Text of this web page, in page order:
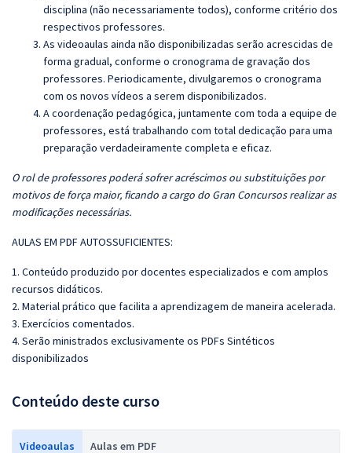
disciplina (não necessariamente todos), conforme critério dos
respectivos professores.
As videoaulas ainda não disponibilizadas serão acrescidas de
forma gradual, conforme o cronograma de gravação dos
professores. Periodicamente, divulgaremos o cronograma
com os novos vídeos a serem disponibilizados.
A coordenação pedagógica, juntamente com toda a equipe de
professores, está trabalhando com total dedicação para uma
preparação verdadeiramente completa e eficaz.
O rol de professores poderá sofrer acréscimos ou substituições por
motivos de força maior, ficando a cargo do Gran Concursos realizar as
modificações necessárias.
AULAS EM PDF AUTOSSUFICIENTES:
1. Conteúdo produzido por docentes especializados e com amplos
recursos didáticos.
2. Material prático que facilita a aprendizagem de maneira acelerada.
3. Exercícios comentados.
4. Serão ministrados exclusivamente os PDFs Sintéticos
disponibilizados
Conteúdo deste curso
Videoaulas Aulas em PDF